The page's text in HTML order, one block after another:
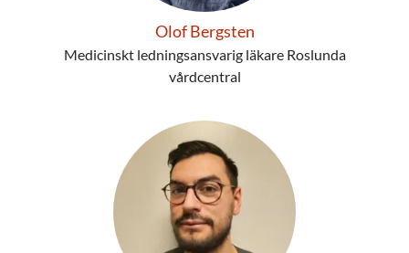
Olof Bergsten
Medicinskt ledningsansvarig läkare Roslunda
vårdcentral